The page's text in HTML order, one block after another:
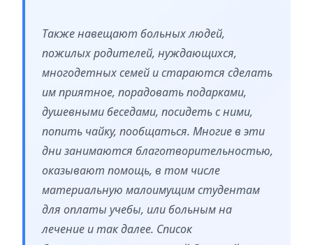
Также навещают больных людей,
пожилых родителей, нуждающихся,
многодетных семей и стараются сделать
им приятное, порадовать подарками,
душевными беседами, посидеть с ними,
попить чайку, пообщаться. Многие в эти
дни занимаются благотворительностью,
оказывают помощь, в том числе
материальную малоимущим студентам
для оплаты учебы, или больным на
лечение и так далее. Список